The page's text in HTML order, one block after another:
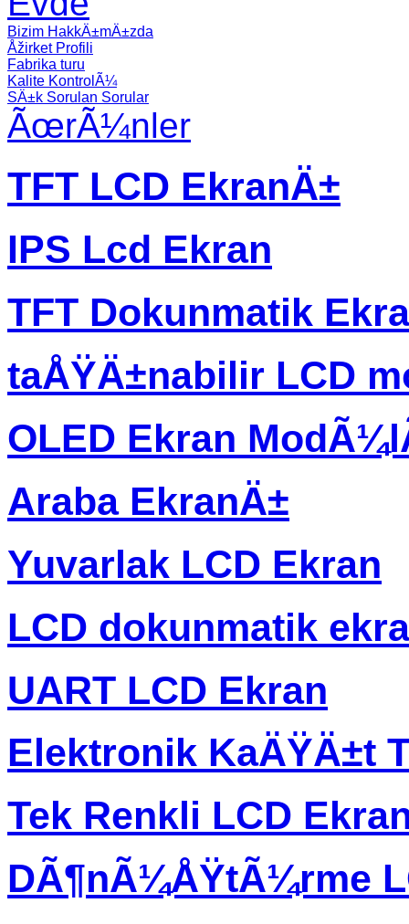
Bizim HakkÄ±mÄ±zda
Åžirket Profili
Fabrika turu
Kalite KontrolÃ¼
SÄ±k Sorulan Sorular
ÃœrÃ¼nler
TFT LCD EkranÄ±
IPS Lcd Ekran
TFT Dokunmatik
taÅŸÄ±nabilir LCD
OLED Ekran
Araba EkranÄ±
Yuvarlak LCD Ekran
LCD dokunmatik
UART LCD Ekran
Elektronik KaÄŸÄ±t
Tek Renkli LCD
DÃ¶nÃ¼ÅŸtÃ¼rme